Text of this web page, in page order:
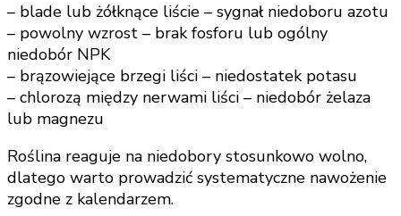
– blade lub żółknące liście – sygnał niedoboru azotu
– powolny wzrost – brak fosforu lub ogólny
niedobór NPK
– brązowiejące brzegi liści – niedostatek potasu
– chlorozą między nerwami liści – niedobór żelaza
lub magnezu
Roślina reaguje na niedobory stosunkowo wolno,
dlatego warto prowadzić systematyczne nawożenie
zgodne z kalendarzem.